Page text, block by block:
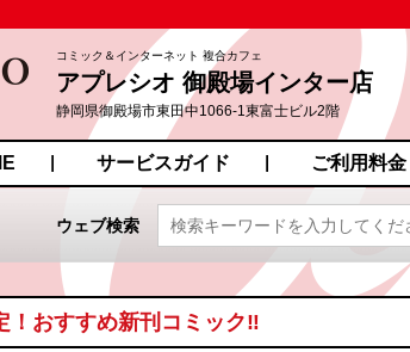
コミック＆インターネット 複合カフェ
アプレシオ 御殿場インター店
静岡県御殿場市東田中1066-1東富士ビル2階
サービスガイド ご利用料金
ウェブ検索
！おすすめ新刊コミック‼